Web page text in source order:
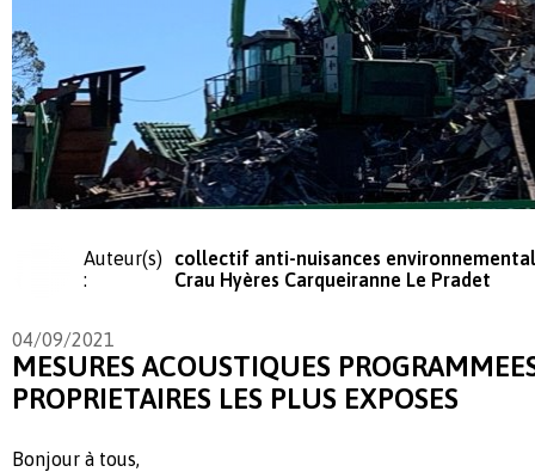
Auteur(s)
:
collectif anti-nuisances
Crau Hyères Carqueiranne Le Pradet
04/09/2021
MESURES ACOUSTIQUES
PROPRIETAIRES LES PLUS EXPOSES
Bonjour à tous,